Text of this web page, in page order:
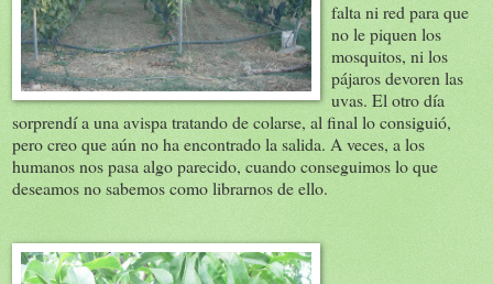
falta ni red para que
no le piquen los
mosquitos, ni los
pájaros devoren las
uvas. El otro día
sorprendí a una avispa tratando de colarse, al final lo consiguió,
pero creo que aún no ha encontrado la salida. A veces, a los
humanos nos pasa algo parecido, cuando conseguimos lo que
deseamos no sabemos como librarnos de ello.